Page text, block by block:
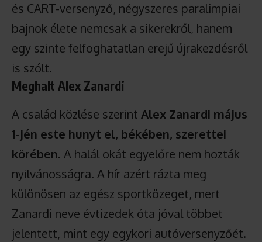
és CART-versenyző, négyszeres paralimpiai
bajnok élete nemcsak a sikerekről, hanem
egy szinte felfoghatatlan erejű újrakezdésről
is szólt.
Meghalt Alex Zanardi
A család közlése szerint Alex Zanardi május
1-jén este hunyt el, békében, szerettei
körében. A halál okát egyelőre nem hozták
nyilvánosságra. A hír azért rázta meg
különösen az egész sportközeget, mert
Zanardi neve évtizedek óta jóval többet
jelentett, mint egy egykori autóversenyzőét.